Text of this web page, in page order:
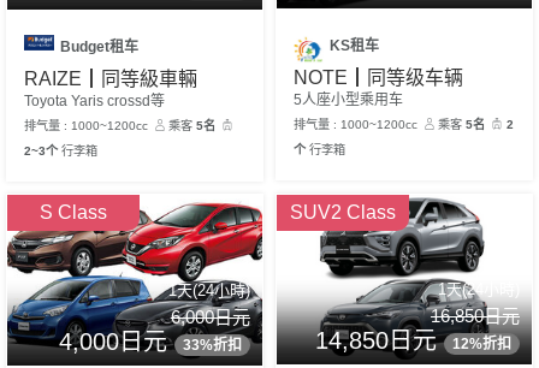
Budget租车
RAIZE┃同等級車輛
Toyota Yaris crossd等
排气量 : 1000~1200cc 乘客5名
2~3个 行李箱
KS租车
NOTE┃同等级车辆
5人座小型乘用车
排气量 : 1000~1200cc 乘客5名
2
个 行李箱
S Class
1天(24小時)
6,000日元
4,000日元 33%折扣
SUV2 Class
1天(24小時)
16,850日元
14,850日元 12%折扣